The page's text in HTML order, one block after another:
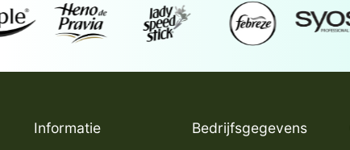
Informatie Bedrijfsgegevens